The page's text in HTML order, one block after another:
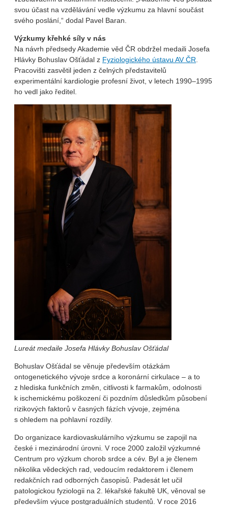
svou účast na vzdělávání vedle výzkumu za hlavní součást
svého poslání,“ dodal Pavel Baran.
Výzkumy křehké síly v nás
Na návrh předsedy Akademie věd ČR obdržel medaili Josefa
Hlávky Bohuslav Ošťádal z Fyziologického ústavu AV ČR.
Pracovišti zasvětil jeden z čelných představitelů
experimentální kardiologie profesní život, v letech 1990–1995
ho vedl jako ředitel.
Lureát medaile Josefa Hlávky Bohuslav Ošťádal
Bohuslav Ošťádal se věnuje především otázkám
ontogenetického vývoje srdce a koronární cirkulace – a to
z hlediska funkčních změn, citlivosti k farmakům, odolnosti
k ischemickému poškození či pozdním důsledkům působení
rizikových faktorů v časných fázích vývoje, zejména
s ohledem na pohlavní rozdíly.
Do organizace kardiovaskulárního výzkumu se zapojil na
české i mezinárodní úrovni. V roce 2000 založil výzkumné
Centrum pro výzkum chorob srdce a cév. Byl a je členem
několika vědeckých rad, vedoucím redaktorem i členem
redakčních rad odborných časopisů. Padesát let učil
patologickou fyziologii na 2. lékařské fakultě UK, věnoval se
především výuce postgraduálních studentů. V roce 2016